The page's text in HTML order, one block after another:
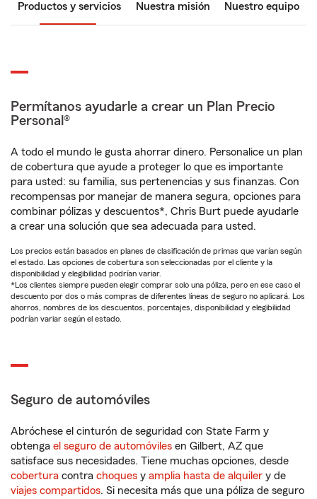
Productos y servicios Nuestra misión Nuestro equipo
Permítanos ayudarle a crear un Plan Precio
Personal®
A todo el mundo le gusta ahorrar dinero. Personalice un plan
de cobertura que ayude a proteger lo que es importante
para usted: su familia, sus pertenencias y sus finanzas. Con
recompensas por manejar de manera segura, opciones para
combinar pólizas y descuentos*, Chris Burt puede ayudarle
a crear una solución que sea adecuada para usted.
Los precios están basados en planes de clasificación de primas que varían según
el estado. Las opciones de cobertura son seleccionadas por el cliente y la
disponibilidad y elegibilidad podrían variar.
*Los clientes siempre pueden elegir comprar solo una póliza, pero en ese caso el
descuento por dos o más compras de diferentes líneas de seguro no aplicará. Los
ahorros, nombres de los descuentos, porcentajes, disponibilidad y elegibilidad
podrían variar según el estado.
Seguro de automóviles
Abróchese el cinturón de seguridad con State Farm y
obtenga el seguro de automóviles en Gilbert, AZ que
satisface sus necesidades. Tiene muchas opciones, desde
cobertura contra choques y amplia hasta de alquiler y de
viajes compartidos. Si necesita más que una póliza de seguro